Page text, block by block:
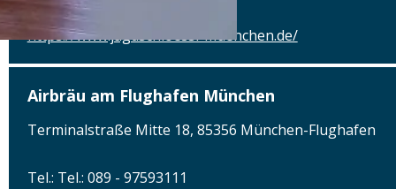
Details
https://www.jagdschloessl-muenchen.de/
Airbräu am Flughafen München
Terminalstraße Mitte 18, 85356 München-Flughafen
Tel.: Tel.: 089 - 97593111